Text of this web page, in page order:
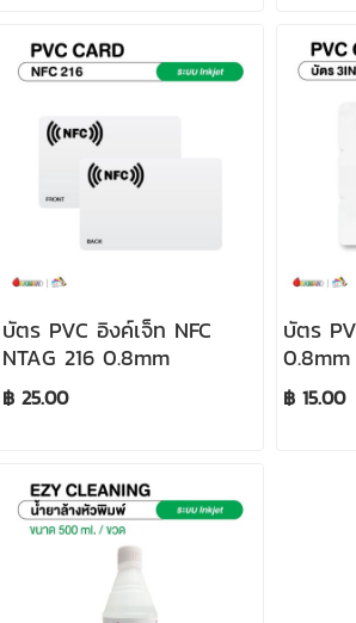
บัตร PVC อิงค์เจ็ท NFC
NTAG 216 0.8mm
฿ 25.00
บัตร
0.8mm
฿ 15.00